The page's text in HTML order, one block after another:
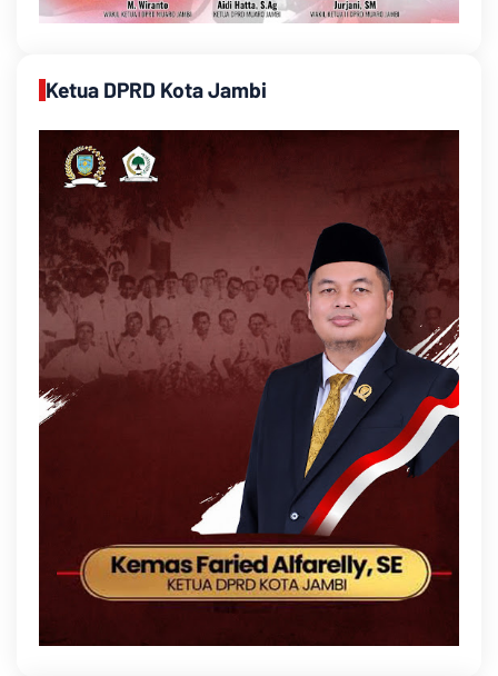
Ketua DPRD Kota Jambi